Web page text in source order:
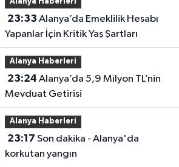
Alanya Haberleri
23:33
Yapanlar İçin Kritik Yaş Şartları
Alanya Haberleri
23:24
Mevduat Getirisi
Alanya Haberleri
23:17
korkutan yangın